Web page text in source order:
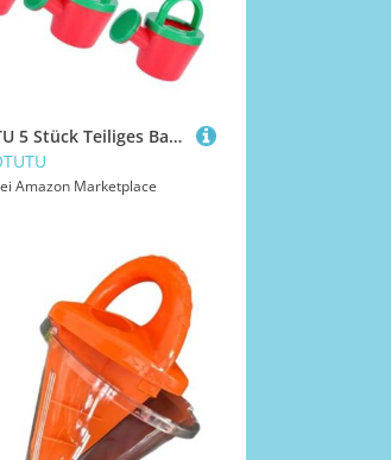
SOPOTUTU 5 Stück Teiliges Badespielzeug Bunte Gießkannen aus Robustem Ergonomischer Griff Großer Wasserauslauf für Strand Garten und Badewanne Wasserspritzendes für Kleinkinder
Amazon Marketplace